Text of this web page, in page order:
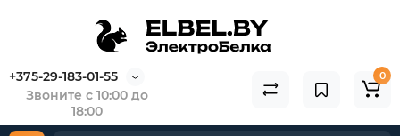
+375-29-183-01-55
Звоните с 10:00 до
18:00
0